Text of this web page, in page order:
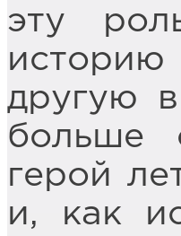
эту
другую
больше
герой
и, как